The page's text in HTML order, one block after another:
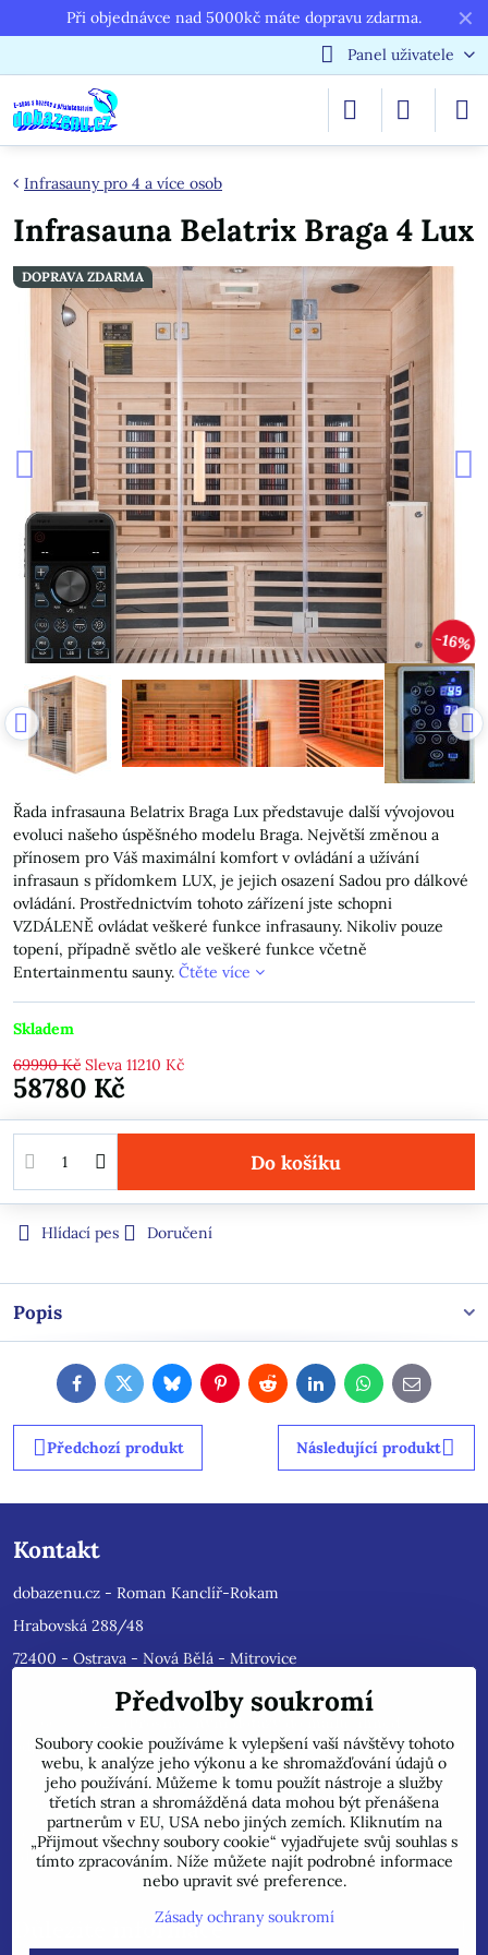
✕
Při objednávce nad 5000kč máte dopravu zdarma.
Panel uživatele
DOPRAVA ZDARMA
16%
Infrasauny pro 4 a více osob
Infrasauna Belatrix Braga 4 Lux
Řada infrasauna Belatrix Braga Lux představuje další vývojovou
evoluci našeho úspěšného modelu Braga. Největší změnou a
přínosem pro Váš maximální komfort v ovládání a užívání
infrasaun s přídomkem LUX, je jejich osazení Sadou pro dálkové
ovládání. Prostřednictvím tohoto zářízení jste schopni
VZDÁLENĚ ovládat veškeré funkce infrasauny. Nikoliv pouze
topení, případně světlo ale veškeré funkce včetně
Entertainmentu sauny. Čtěte více
Skladem
69990 Kč Sleva 11210 Kč
58780 Kč
Do košíku
Hlídací pes Doručení
Popis
FacebookTwitterBlueskyPinterestRedditLinkedInWhatsApp
E-
mail
Předchozí produkt Následující produkt
Kontakt
dobazenu.cz - Roman Kanclíř-Rokam
Hrabovská 288/48
72400 - Ostrava - Nová Bělá - Mitrovice
rokam@seznam.cz
(Prosíme nyní dotazy do mailu, ihned
odpovíme, jsme přetíženi). Reklamace prosíme pouze do mailu,
přepošleme výrobci s dalším řešením.
Jsme plátci DPH.
POZOR !!! Jedná se pouze o INTERNETOVÝ PRODEJ, na uvedené
adrese běžně neprodáváme!
Důležité informace
Předvolby soukromí
Soubory cookie používáme k vylepšení vaší návštěvy tohoto
webu, k analýze jeho výkonu a ke shromažďování údajů o
jeho používání. Můžeme k tomu použít nástroje a služby
třetích stran a shromážděná data mohou být přenášena
partnerům v EU, USA nebo jiných zemích. Kliknutím na
„Přijmout všechny soubory cookie“ vyjadřujete svůj souhlas s
tímto zpracováním. Níže můžete najít podrobné informace
nebo upravit své preference.
Zásady ochrany soukromí